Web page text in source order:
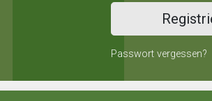
Passwort vergessen?